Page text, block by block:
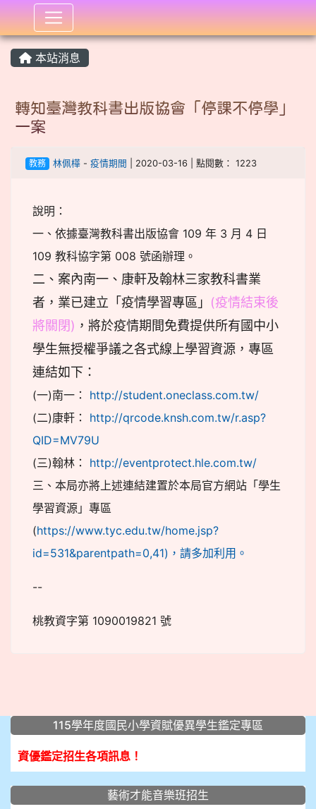
:::
本站消息
轉知臺灣教科書出版協會「停課不停學」
一案
教務 林佩樺- 疫情期間 | 2020-03-16 | 點閱數： 1223
說明：
一、依據臺灣教科書出版協會 109 年 3 月 4 日
109 教科協字第 008 號函辦理。
二、案內南一、康軒及翰林三家教科書業
者，業已建立「疫情學習專區」 (疫情結束後
將關閉) ，將於疫情期間免費提供所有國中小
學生無授權爭議之各式線上學習資源，專區
連結如下：
(一)南一： http://student.oneclass.com.tw/
(二)康軒： http://qrcode.knsh.com.tw/r.asp?
QID=MV79U
(三)翰林： http://eventprotect.hle.com.tw/
三、本局亦將上述連結建置於本局官方網站「學生
學習資源」專區
(https://www.tyc.edu.tw/home.jsp?
id=531&parentpath=0,41)，請多加利用。
--
桃教資字第 1090019821 號
::: 115學年度國民小學資賦優異學生鑑定專區
資優鑑定招生各項訊息！
藝術才能音樂班招生